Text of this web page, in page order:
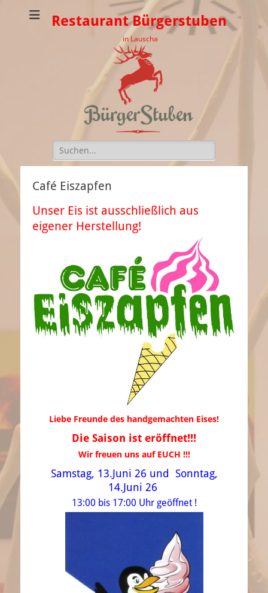
Restaurant Bürgerstuben
in Lauscha
Suchen
nach:
Café Eiszapfen
Unser Eis ist ausschließlich aus
eigener Herstellung!
Liebe Freunde des handgemachten Eises!
Die Saison ist eröffnet!!!
Wir freuen uns auf EUCH !!!
Samstag, 13.Juni 26 und Sonntag,
14.Juni 26
13:00 bis 17:00 Uhr geöffnet !